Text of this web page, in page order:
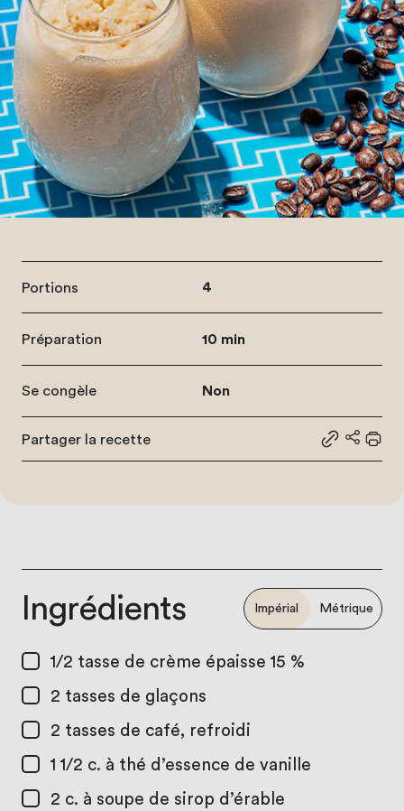
Portions 4
Préparation 10 min
Se congèle Non
Partager la recette
Partager
Ingrédients Impérial Métrique
1/2 tasse de crème épaisse 15 %
2 tasses de glaçons
2 tasses de café, refroidi
1 1/2 c. à thé d’essence de vanille
2 c. à soupe de sirop d’érable